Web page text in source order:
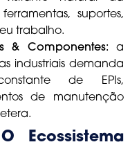
suportes,
trabalho.
& Componentes: a
industriais demanda
de EPIs,
de manutenção
Ecossistema